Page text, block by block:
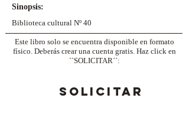
Sinopsis:
Biblioteca cultural Nº 40
Este libro solo se encuentra disponible en formato
físico. Deberás crear una cuenta gratis. Haz click en
``SOLICITAR´´:
SOLICITAR